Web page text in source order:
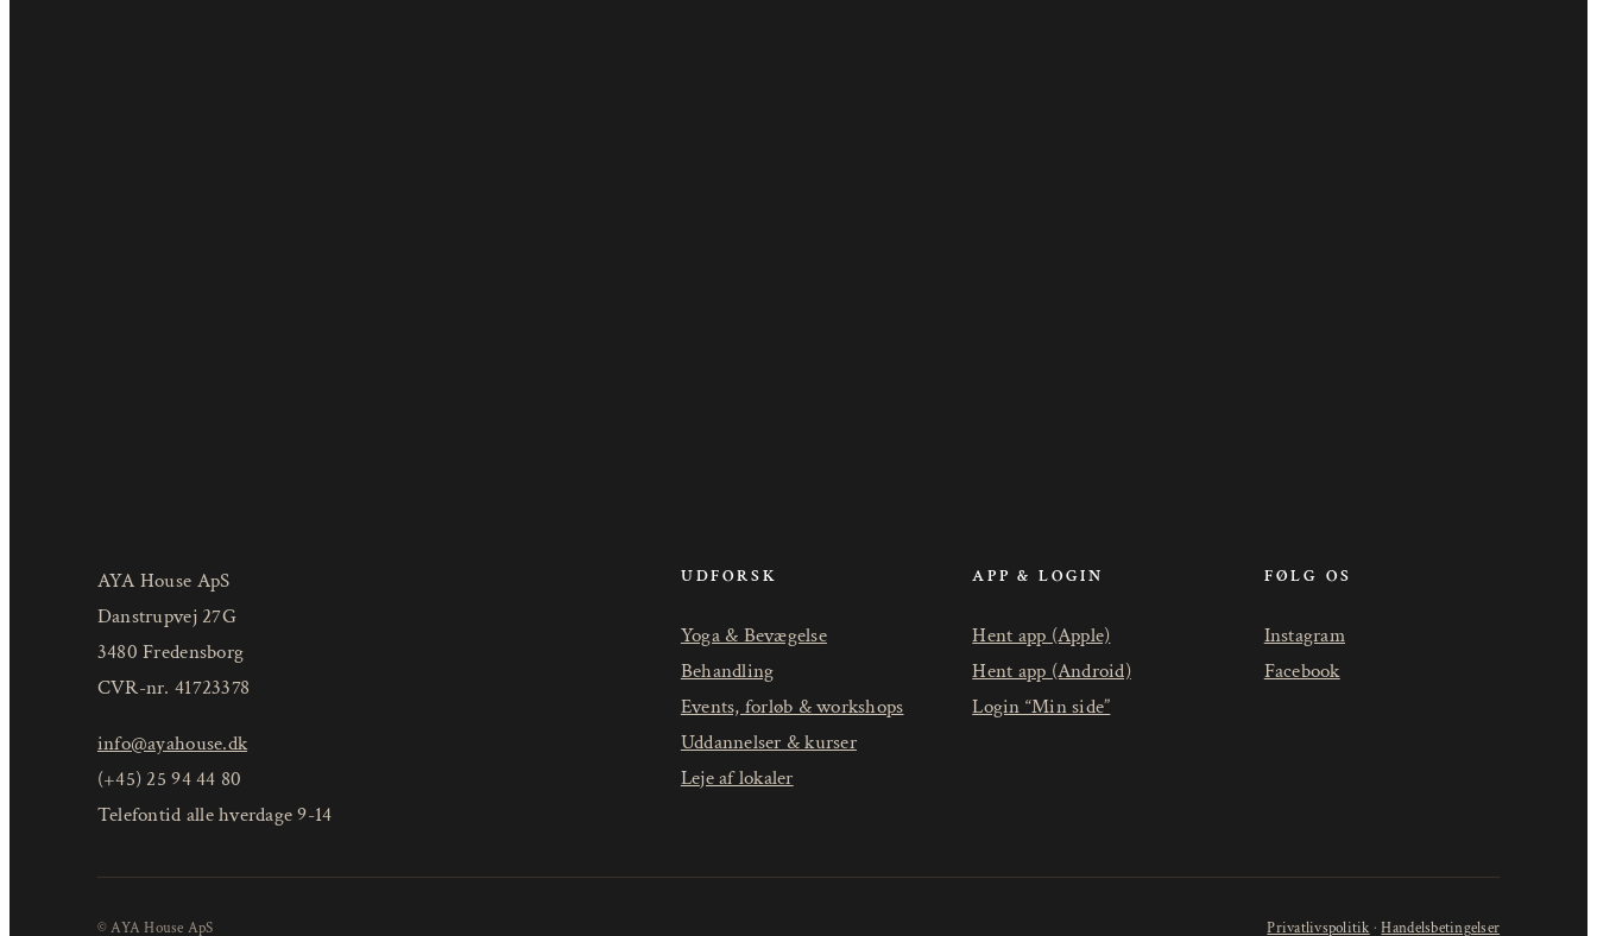
AYA House ApS
Danstrupvej 27G
3480 Fredensborg
CVR-nr. 41723378
info@ayahouse.dk
(+45) 25 94 44 80
Telefontid alle hverdage 9-14
UDFORSK
Yoga & Bevægelse
Behandling
Events, forløb & workshops
Uddannelser & kurser
Leje af lokaler
APP & LOGIN
Hent app (Apple)
Hent app (Android)
Login “Min side”
FØLG OS
Instagram
Facebook
© AYA House ApS Privatlivspolitik ·Handelsbetingelser